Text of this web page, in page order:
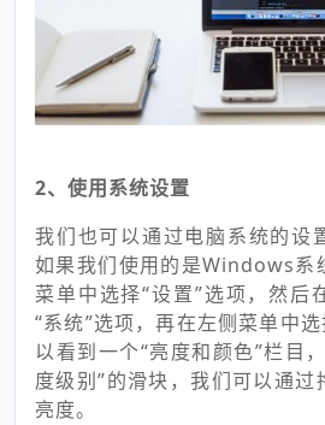
2、使用系统设置
我们也可以通过电脑系统的设
如果我们使用的是Windows系
菜单中选择“设置”选项，然后
“系统”选项，再在左侧菜单中
以看到一个“亮度和颜色”栏目
度级别”的滑块，我们可以通过
亮度。